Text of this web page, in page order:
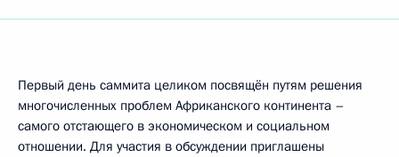
Первый день саммита целиком посвящён путям решения
многочисленных проблем Африканского континента –
самого отстающего в экономическом и социальном
отношении. Для участия в обсуждении приглашены